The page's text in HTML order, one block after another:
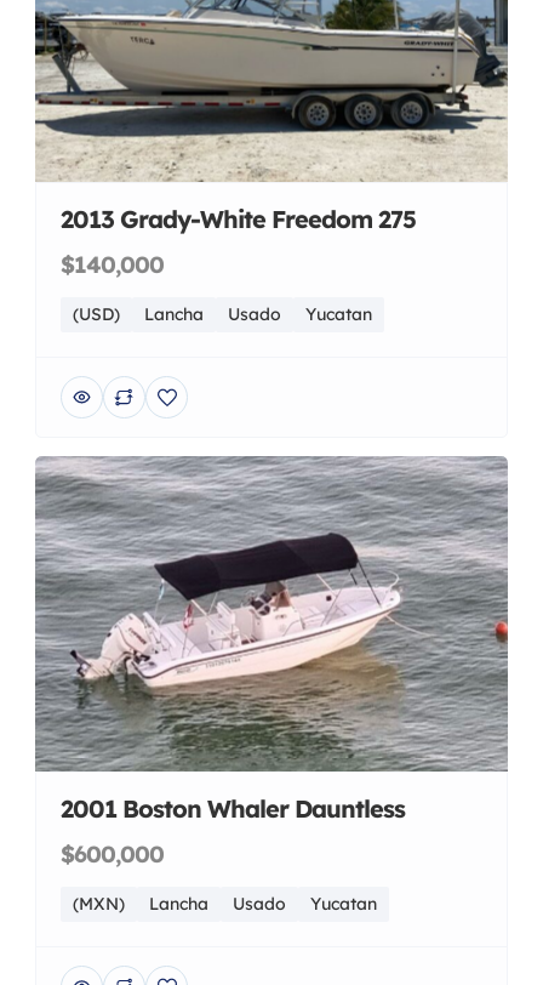
2013 Grady-White Freedom 275
$140,000
(USD) Lancha Usado Yucatan
2001 Boston Whaler Dauntless
$600,000
(MXN) Lancha Usado Yucatan